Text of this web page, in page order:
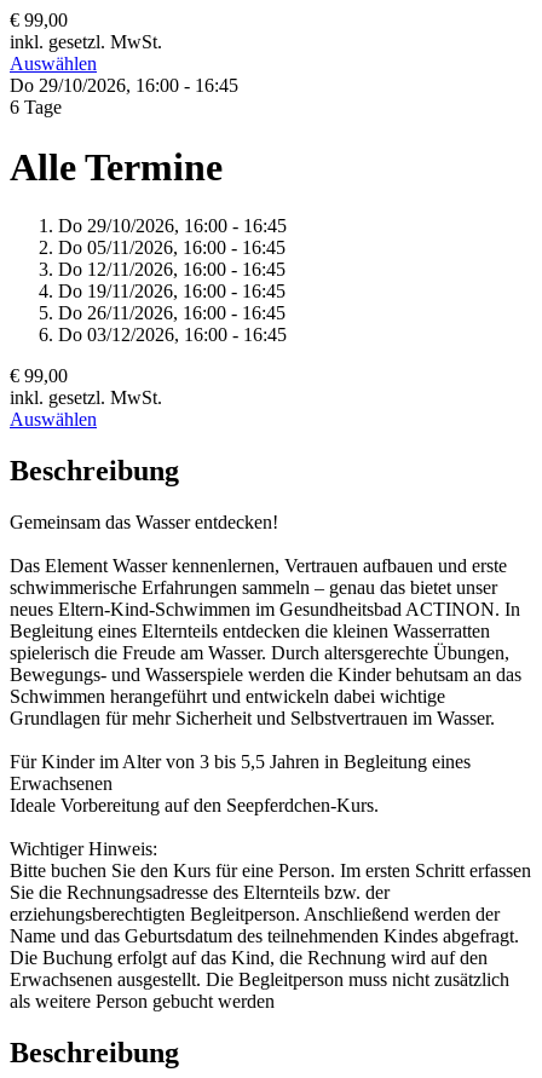
€ 99,00
inkl. gesetzl. MwSt.
Auswählen
Do 29/10/2026, 16:00 - 16:45
6 Tage
Alle Termine
Do 29/10/2026, 16:00 - 16:45
Do 05/11/2026, 16:00 - 16:45
Do 12/11/2026, 16:00 - 16:45
Do 19/11/2026, 16:00 - 16:45
Do 26/11/2026, 16:00 - 16:45
Do 03/12/2026, 16:00 - 16:45
€ 99,00
inkl. gesetzl. MwSt.
Auswählen
Beschreibung
Gemeinsam das Wasser entdecken!
Das Element Wasser kennenlernen, Vertrauen aufbauen und erste
schwimmerische Erfahrungen sammeln – genau das bietet unser
neues Eltern-Kind-Schwimmen im Gesundheitsbad ACTINON. In
Begleitung eines Elternteils entdecken die kleinen Wasserratten
spielerisch die Freude am Wasser. Durch altersgerechte Übungen,
Bewegungs- und Wasserspiele werden die Kinder behutsam an das
Schwimmen herangeführt und entwickeln dabei wichtige
Grundlagen für mehr Sicherheit und Selbstvertrauen im Wasser.
Für Kinder im Alter von 3 bis 5,5 Jahren in Begleitung eines
Erwachsenen
Ideale Vorbereitung auf den Seepferdchen-Kurs.
Wichtiger Hinweis:
Bitte buchen Sie den Kurs für eine Person. Im ersten Schritt erfassen
Sie die Rechnungsadresse des Elternteils bzw. der
erziehungsberechtigten Begleitperson. Anschließend werden der
Name und das Geburtsdatum des teilnehmenden Kindes abgefragt.
Die Buchung erfolgt auf das Kind, die Rechnung wird auf den
Erwachsenen ausgestellt. Die Begleitperson muss nicht zusätzlich
als weitere Person gebucht werden
Beschreibung